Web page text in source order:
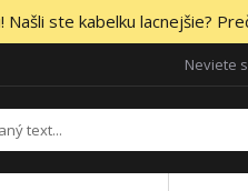
ste kabelku lacnejšie?
Neviete